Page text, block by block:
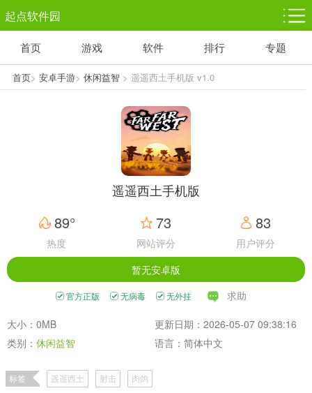
起点软件园
塔防游戏
1千+款游戏
休闲益智
1万+款游戏
体育竞技
5百+款游戏
赛车竞速
3百+款游戏
首页 游戏 软件 排行 专题
首页> 安卓手游> 休闲益智> 遥遥西土手机版 v1.0
遥遥西土手机版
89°
热度
73
网站评分
83
用户评分
暂无安卓版
官方正版 无病毒 无外挂 求助
大小：0MB
更新日期：2026-05-07 09:38:16
类别： 休闲益智 语言：简体中文
标签 遥遥西土 射击 肉鸽